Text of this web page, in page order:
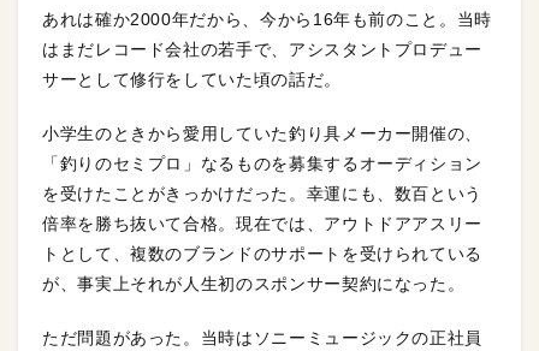
あれは確か2000年だから、今から16年も前のこと。当時
はまだレコード会社の若手で、アシスタントプロデュー
サーとして修行をしていた頃の話だ。
小学生のときから愛用していた釣り具メーカー開催の、
「釣りのセミプロ」なるものを募集するオーディション
を受けたことがきっかけだった。幸運にも、数百という
倍率を勝ち抜いて合格。現在では、アウトドアアスリー
トとして、複数のブランドのサポートを受けられている
が、事実上それが人生初のスポンサー契約になった。
ただ問題があった。当時はソニーミュージックの正社員